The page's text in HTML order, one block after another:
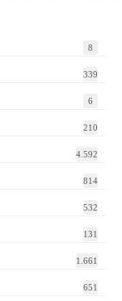
8
339
6
210
4.592
814
532
131
1.661
651